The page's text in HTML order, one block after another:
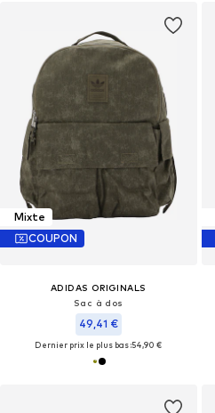
Mixte
COUPON
ADIDAS ORIGINALS
Sac à dos
49,41 €
Dernier prix le plus bas :54,90 €